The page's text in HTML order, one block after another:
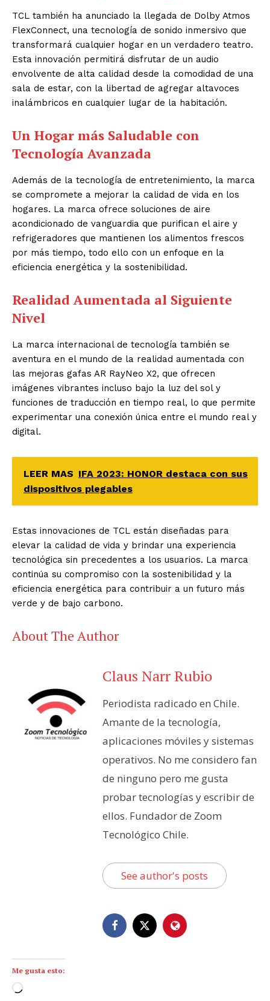
TCL también ha anunciado la llegada de Dolby Atmos
FlexConnect, una tecnología de sonido inmersivo que
transformará cualquier hogar en un verdadero teatro.
Esta innovación permitirá disfrutar de un audio
envolvente de alta calidad desde la comodidad de una
sala de estar, con la libertad de agregar altavoces
inalámbricos en cualquier lugar de la habitación.
Un Hogar más Saludable con
Tecnología Avanzada
Además de la tecnología de entretenimiento, la marca
se compromete a mejorar la calidad de vida en los
hogares. La marca ofrece soluciones de aire
acondicionado de vanguardia que purifican el aire y
refrigeradores que mantienen los alimentos frescos
por más tiempo, todo ello con un enfoque en la
eficiencia energética y la sostenibilidad.
Realidad Aumentada al Siguiente
Nivel
La marca internacional de tecnología también se
aventura en el mundo de la realidad aumentada con
las mejoras gafas AR RayNeo X2, que ofrecen
imágenes vibrantes incluso bajo la luz del sol y
funciones de traducción en tiempo real, lo que permite
experimentar una conexión única entre el mundo real y
digital.
LEER MAS IFA 2023: HONOR destaca con sus
dispositivos plegables
Estas innovaciones de TCL están diseñadas para
elevar la calidad de vida y brindar una experiencia
tecnológica sin precedentes a los usuarios. La marca
continúa su compromiso con la sostenibilidad y la
eficiencia energética para contribuir a un futuro más
verde y de bajo carbono.
About The Author
Claus Narr Rubio
Periodista radicado en Chile.
Amante de la tecnología,
aplicaciones móviles y sistemas
operativos. No me considero fan
de ninguno pero me gusta
probar tecnologías y escribir de
ellos. Fundador de Zoom
Tecnológico Chile.
See author's posts
Me gusta esto:
C